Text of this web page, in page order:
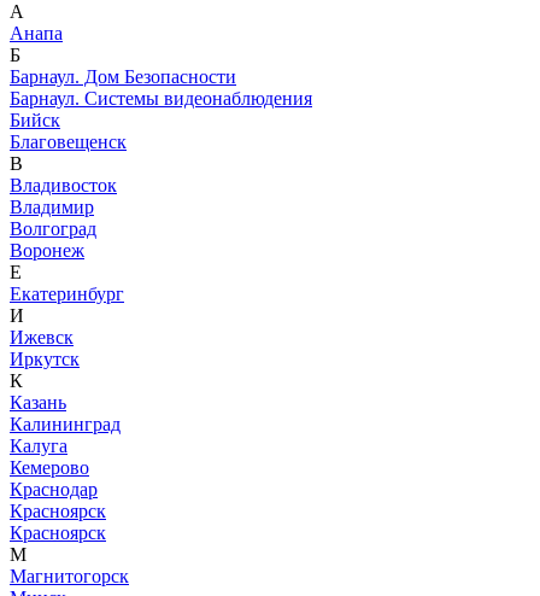
А
Анапа
Б
Барнаул. Дом Безопасности
Барнаул. Системы видеонаблюдения
Бийск
Благовещенск
В
Владивосток
Владимир
Волгоград
Воронеж
Е
Екатеринбург
И
Ижевск
Иркутск
К
Казань
Калининград
Калуга
Кемерово
Краснодар
Красноярск
Красноярск
М
Магнитогорск